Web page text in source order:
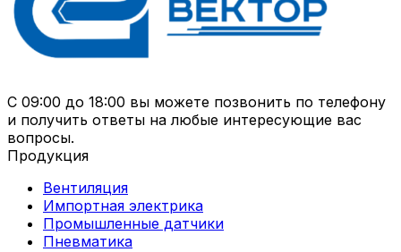
С 09:00 до 18:00 вы можете позвонить по телефону
и получить ответы на любые интересующие вас
вопросы.
Продукция
Вентиляция
Импортная электрика
Промышленные датчики
Пневматика